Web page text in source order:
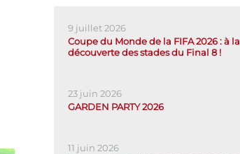
9 juillet 2026
Coupe du Monde de la FIFA 2026 : à la
découverte des stades du Final 8 !
23 juin 2026
GARDEN PARTY 2026
11 juin 2026